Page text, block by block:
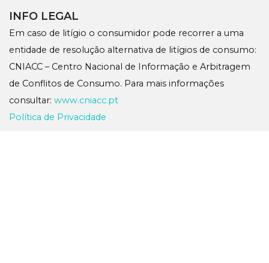
INFO LEGAL
Em caso de litígio o consumidor pode recorrer a uma
entidade de resolução alternativa de litígios de consumo:
CNIACC – Centro Nacional de Informação e Arbitragem
de Conflitos de Consumo. Para mais informações
consultar: www.cniacc.pt
Política de Privacidade